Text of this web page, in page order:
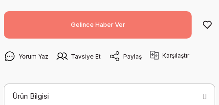
Gelince Haber Ver
Yorum Yaz Tavsiye Et Paylaş Karşılaştır
Ürün Bilgisi